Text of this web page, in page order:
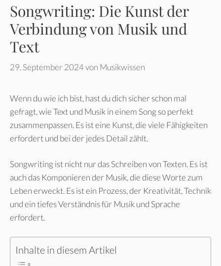
Songwriting: Die Kunst der
Verbindung von Musik und
Text
29. September 2024von Musikwissen
Wenn du wie ich bist, hast du dich sicher schon mal
gefragt, wie Text und Musik in einem Song so perfekt
zusammenpassen. Es ist eine Kunst, die viele Fähigkeiten
erfordert und bei der jedes Detail zählt.
Songwriting ist nicht nur das Schreiben von Texten. Es ist
auch das Komponieren der Musik, die diese Worte zum
Leben erweckt. Es ist ein Prozess, der Kreativität, Technik
und ein tiefes Verständnis für Musik und Sprache
erfordert.
Inhalte in diesem Artikel